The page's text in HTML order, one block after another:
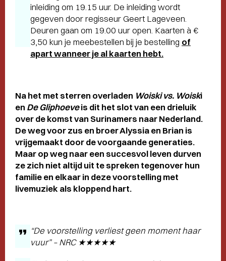
inleiding om 19.15 uur. De inleiding wordt
gegeven door regisseur Geert Lageveen.
Deuren gaan om 19.00 uur open. Kaarten à €
3,50 kun je meebestellen bij je bestelling of
apart wanneer je al kaarten hebt.
Na het met sterren overladen Woiski vs. Woiski
en De Gliphoeveis dit het slot van een drieluik
over de komst van Surinamers naar Nederland.
De weg voor zus en broer Alyssia en Brian is
vrijgemaakt door de voorgaande generaties.
Maar op weg naar een succesvol leven durven
ze zich niet altijd uit te spreken tegenover hun
familie en elkaar in deze voorstelling met
livemuziek als kloppend hart.
“De voorstelling verliest geen moment haar
vuur” – NRC ★★★★★